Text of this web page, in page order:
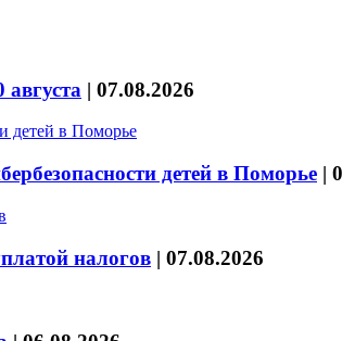
| 07.08.2026
детей в Поморье |
налогов | 07.08.2026